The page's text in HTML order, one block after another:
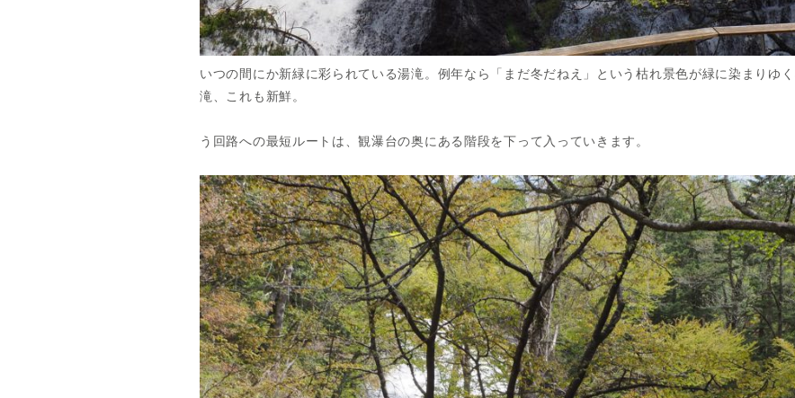
いつの間にか新緑に彩られている湯滝。例年なら「まだ冬だねえ」という枯れ景色が緑に染まりゆ
滝、これも新鮮。
う回路への最短ルートは、観瀑台の奥にある階段を下って入っていきます。